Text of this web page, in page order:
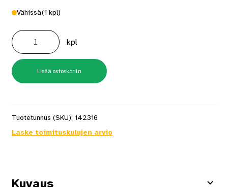
Vähissä(1 kpl)
Lukkorunko
Abloy
4260
Vasen
määrä
kpl
Lisää ostoskoriin
Tuotetunnus (SKU): 142316
Laske toimituskulujen arvio
Kuvaus